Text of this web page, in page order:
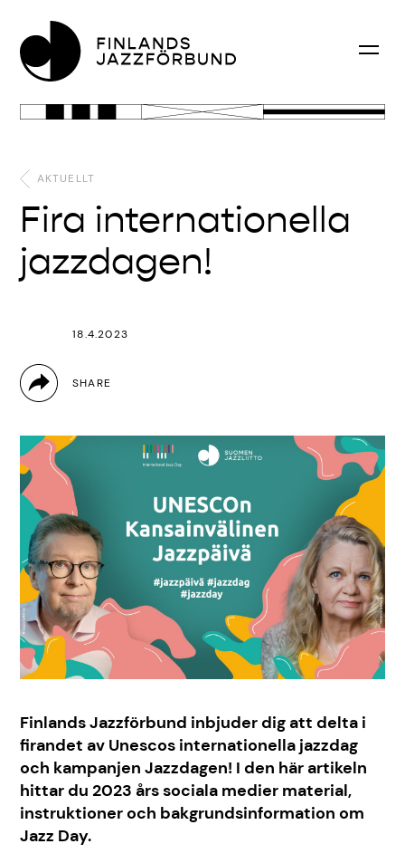
AKTUELLT
Fira internationella
jazzdagen!
18.4.2023
Finlands Jazzförbund inbjuder dig att delta i
firandet av Unescos internationella jazzdag
och kampanjen Jazzdagen! I den här artikeln
hittar du 2023 års sociala medier material,
instruktioner och bakgrundsinformation om
Jazz Day.